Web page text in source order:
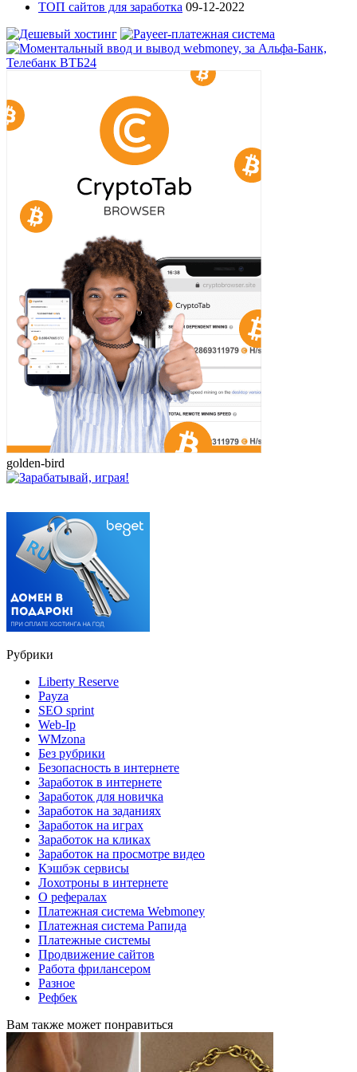
ТОП сайтов для заработка 09-12-2022
golden-bird
Рубрики
Liberty Reserve
Payza
SEO sprint
Web-Ip
WMzona
Без рубрики
Безопасность в интернете
Заработок в интернете
Заработок для новичка
Заработок на заданиях
Заработок на играх
Заработок на кликах
Заработок на просмотре видео
Кэшбэк сервисы
Лохотроны в интернете
О рефералах
Платежная система Webmoney
Платежная система Рапида
Платежные системы
Продвижение сайтов
Работа фрилансером
Разное
Рефбек
Вам также может понравиться